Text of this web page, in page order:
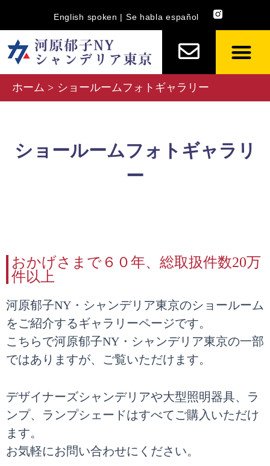
を
ッ
English spoken | Se habla español
ホーム ショールームフォトギャラリー
ショールームフォトギャラリ
ー
おかげさまで６０年、総取扱件数20万
件以上
河原郁子NY・シャンデリア東京のショールーム
をご紹介するギャラリーページです。
こちらで河原郁子NY・シャンデリア東京の一部
ではありますが、ご覧いただけます。
デザイナーズシャンデリアや大型照明器具、ラ
ンプ、ランプシェードはすべてご購入いただけ
ます。
お気軽にお問い合わせにください。